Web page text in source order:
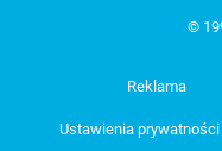
©
Reklama
Ustawienia prywatności